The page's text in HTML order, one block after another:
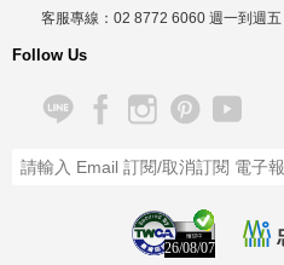
客服專線： 02 8772 6060 週一到週五
Follow Us
26/08/07